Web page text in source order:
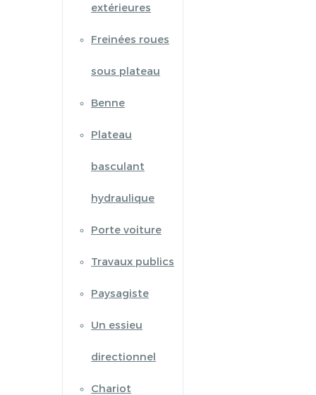
extérieures
Freinées roues
sous plateau
Benne
Plateau
basculant
hydraulique
Porte voiture
Travaux publics
Paysagiste
Un essieu
directionnel
Chariot